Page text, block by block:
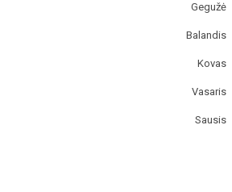
Gegužė
Balandis
Kovas
Vasaris
Sausis